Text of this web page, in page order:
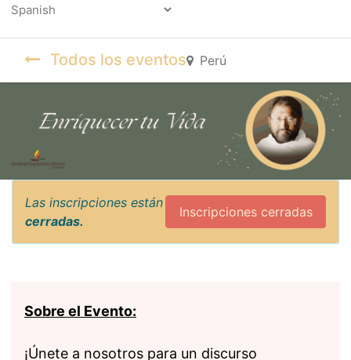
Todos los eventos Perú
Las inscripciones están
cerradas.
Inscripciones cerradas
Sobre el Evento:
¡Únete a nosotros para un discurso